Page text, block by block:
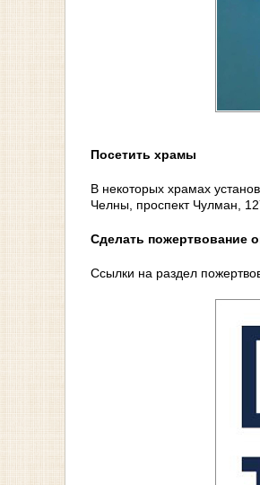
Посетить храмы
В некоторых храмах
Челны, проспект Чулман,
Сделать пожертвование
Ссылки на раздел